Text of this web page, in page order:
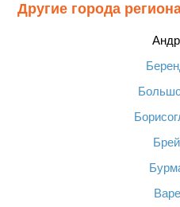
Другие города